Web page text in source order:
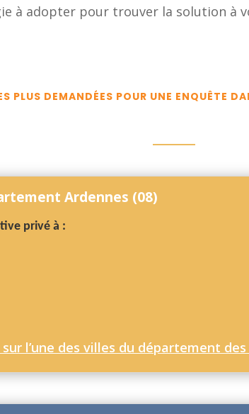
à adopter pour trouver la solution à
PLUS DEMANDÉES POUR UNE ENQUÊTE
Ardennes (08)
privé à :
l’une des villes du département des